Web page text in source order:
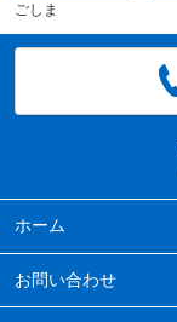
ごしま
ホーム
お問い合わせ